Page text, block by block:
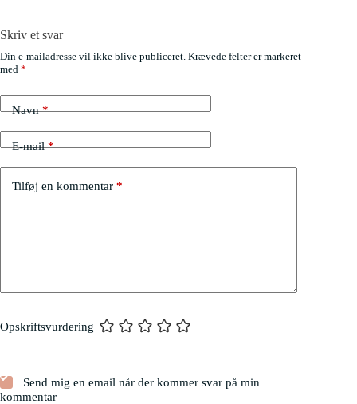
Skriv et svar
Din e-mailadresse vil ikke blive publiceret. Krævede felter er markeret
med *
Navn*
E-mail*
Tilføj en kommentar *
Opskriftsvurdering
Send mig en email når der kommer svar på min
kommentar